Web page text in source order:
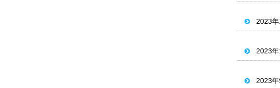
2023年
2023年
2023年